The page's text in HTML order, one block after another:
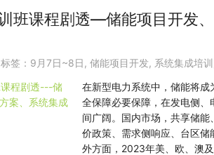
班课程剧透—储能项目开发
签： 9月7日~8日 , 储能项目开发, 系统集成培训
在新型电力系统中，储能将
全保障必要保障，在发电侧
间广阔。国内市场，共享储
价政策、需求侧响应、台区
外方面，2023年美、欧、澳